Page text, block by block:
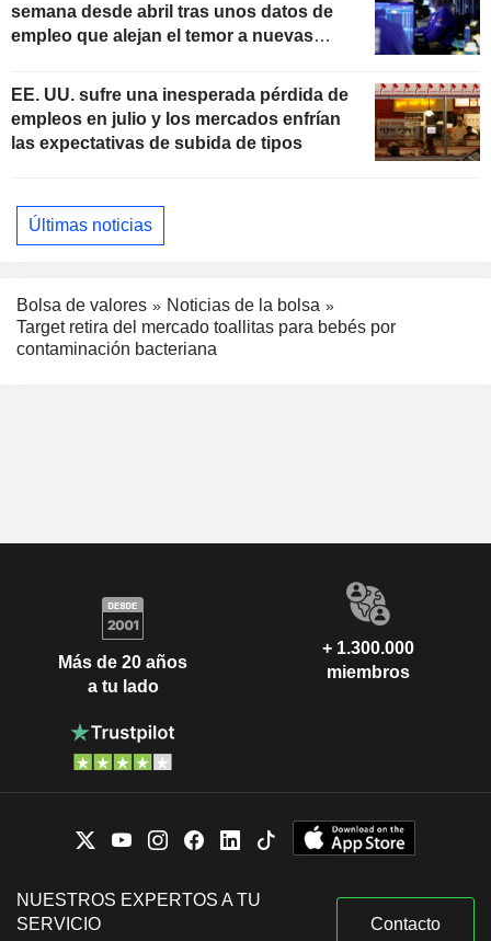
semana desde abril tras unos datos de
empleo que alejan el temor a nuevas
EE. UU. sufre una inesperada pérdida de
empleos en julio y los mercados enfrían
las expectativas de subida de tipos
Últimas noticias
Bolsa de valores
Noticias de la bolsa
Target retira del mercado toallitas para bebés por
contaminación bacteriana
Más de 20 años
a tu lado
+ 1.300.000
miembros
NUESTROS EXPERTOS A TU
SERVICIO
Contacto